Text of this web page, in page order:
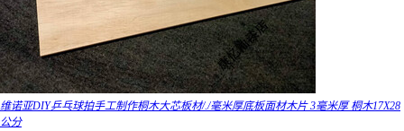
维诺亚DIY乒乓球拍手工制作桐木大芯板材/./毫米厚底板面材木片 3毫米厚 桐木17X28
公分